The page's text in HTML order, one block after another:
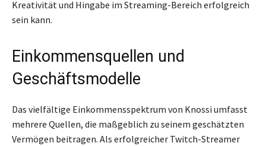
Kreativität und Hingabe im Streaming-Bereich erfolgreich
sein kann.
Einkommensquellen und
Geschäftsmodelle
Das vielfältige Einkommensspektrum von Knossi umfasst
mehrere Quellen, die maßgeblich zu seinem geschätzten
Vermögen beitragen. Als erfolgreicher Twitch-Streamer